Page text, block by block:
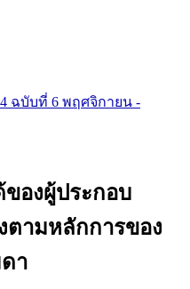
ฉบับที่ 6 พฤศจิกายน -
ของผู้ประกอบ
ามหลักการของ
า